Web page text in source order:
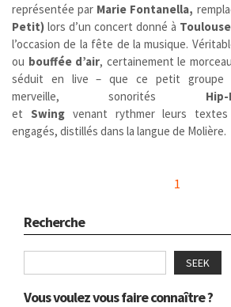
représentée par Marie Fontanella,
Petit) lors d’un concert donné à Toulouse
l’occasion de la fête de la musique.
ou bouffée d’air, certainement le
séduit en live – que ce petit groupe
merveille, sonorités Hip-
et Swingvenant rythmer leurs textes
engagés, distillés dans la langue de Molière.
1
Recherche
SEEK
Vous voulez vous faire connaître ?